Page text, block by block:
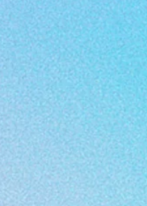
GÉNÉRALE /
dans Bataille Générale,
à L'Espace des Arts SN de
de Paris - CDCN, au Théâtre
et L'Arc - SN du Creusot ...
sur le projet, consultez le site